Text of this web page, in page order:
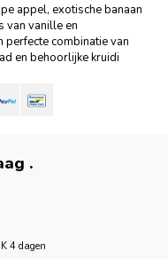
appel, exotische banaan
van vanille en
perfecte combinatie van
en behoorlijke kruidi
.
4 dagen